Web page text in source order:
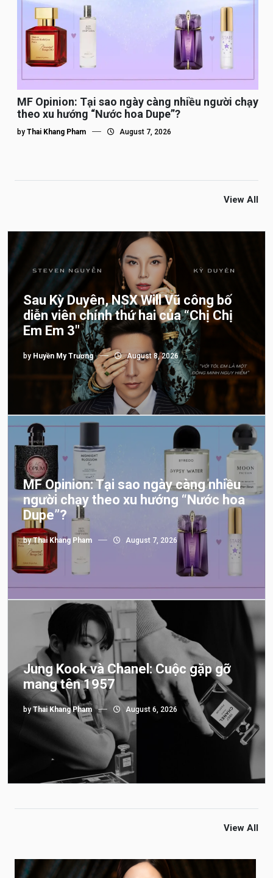
MF Opinion: Tại sao ngày càng nhiều người chạy
theo xu hướng “Nước hoa Dupe”?
by Thai Khang Pham August 7, 2026
View All
Sau Kỳ Duyên, NSX Will Vũ công bố
diễn viên chính thứ hai của “Chị Chị
Em Em 3″
by Huyền My Trương August 8, 2026
MF Opinion: Tại sao ngày càng nhiều
người chạy theo xu hướng “Nước hoa
Dupe”?
byThai Khang Pham August 7, 2026
Jung Kook và Chanel: Cuộc gặp gỡ
mang tên 1957
byThai Khang Pham August 6, 2026
View All